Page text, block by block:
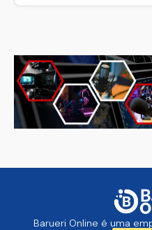
Barueri Online é uma